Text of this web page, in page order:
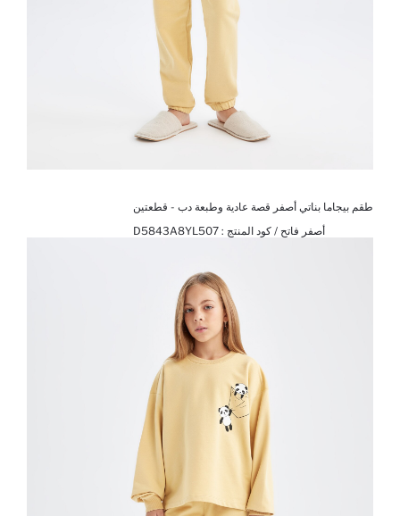
طقم بيجاما بناتي أصفر قصة عادية وطبعة دب - قطعتين
أصفر فاتح / كود المنتج : D5843A8YL507